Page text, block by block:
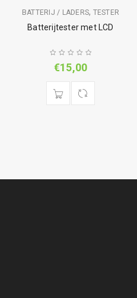
BATTERIJ / LADERS, TESTER
Batterijtester met LCD
€15,00